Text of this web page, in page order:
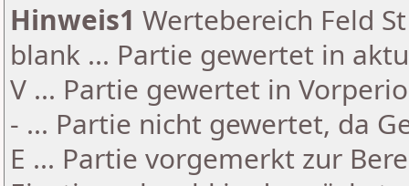
Hinweis1 Wertebereich Feld
blank ... Partie gewertet in
V ... Partie gewertet in
- ... Partie nicht gewertet, da
E ... Partie vorgemerkt zur